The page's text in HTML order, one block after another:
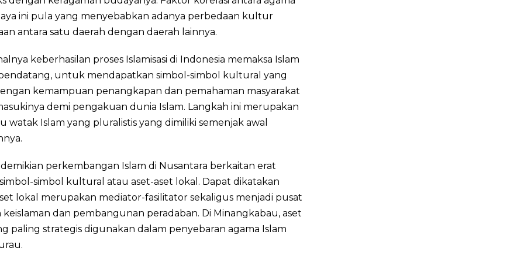
ini pula yang menyebabkan adanya perbedaan kultur
antara satu daerah dengan daerah lainnya.
keberhasilan proses Islamisasi di Indonesia memaksa Islam
untuk mendapatkan simbol-simbol kultural yang
kemampuan penangkapan dan pemahaman masyarakat
demi pengakuan dunia Islam. Langkah ini merupakan
watak Islam yang pluralistis yang dimiliki semenjak awal
perkembangan Islam di Nusantara berkaitan erat
simbol kultural atau aset-aset lokal. Dapat dikatakan
lokal merupakan mediator-fasilitator sekaligus menjadi pusat
keislaman dan pembangunan peradaban. Di Minangkabau, aset
paling strategis digunakan dalam penyebaran agama Islam